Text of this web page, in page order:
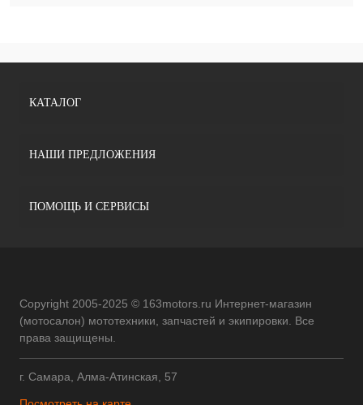
КАТАЛОГ
НАШИ ПРЕДЛОЖЕНИЯ
ПОМОЩЬ И СЕРВИСЫ
Copyright 2005-2025 © 163motors.ru Интернет-магазин
(мотосалон) мототехники, запчастей и экипировки. Все
права защищены.
г. Самара, Алма-Атинская, 57